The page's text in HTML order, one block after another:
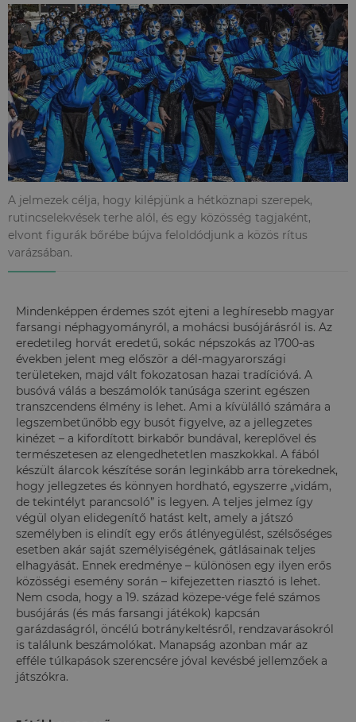
A jelmezek célja, hogy kilépjünk a hétköznapi szerepek,
rutincselekvések terhe alól, és egy közösség tagjaként,
elvont figurák bőrébe bújva feloldódjunk a közös rítus
varázsában.
Mindenképpen érdemes szót ejteni a leghíresebb magyar
farsangi néphagyományról, a mohácsi busójárásról is. Az
eredetileg horvát eredetű, sokác népszokás az 1700-as
években jelent meg először a dél-magyarországi
területeken, majd vált fokozatosan hazai tradícióvá. A
busóvá válás a beszámolók tanúsága szerint egészen
transzcendens élmény is lehet. Ami a kívülálló számára a
legszembetűnőbb egy busót figyelve, az a jellegzetes
kinézet – a kifordított birkabőr bundával, kereplővel és
természetesen az elengedhetetlen maszkokkal. A fából
készült álarcok készítése során leginkább arra törekednek,
hogy jellegzetes és könnyen hordható, egyszerre „vidám,
de tekintélyt parancsoló” is legyen. A teljes jelmez így
végül olyan elidegenítő hatást kelt, amely a játszó
személyben is elindít egy erős átlényegülést, szélsőséges
esetben akár saját személyiségének, gátlásainak teljes
elhagyását. Ennek eredménye – különösen egy ilyen erős
közösségi esemény során – kifejezetten riasztó is lehet.
Nem csoda, hogy a 19. század közepe-vége felé számos
busójárás (és más farsangi játékok) kapcsán
garázdaságról, öncélú botránykeltésről, rendzavarásokról
is találunk beszámolókat. Manapság azonban már az
efféle túlkapások szerencsére jóval kevésbé jellemzőek a
játszókra.